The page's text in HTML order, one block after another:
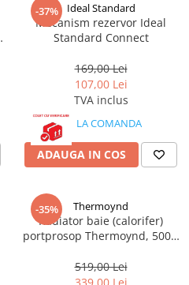
-37% Ideal Standard
Mecanism rezervor Ideal
Standard Connect
169,00 Lei
107,00 Lei
TVA inclus
LA COMANDA
ADAUGA IN COS
-35% Thermoynd
Radiator baie (calorifer)
portprosop Thermoynd, 500 x
accesorii incluse
519,00 Lei